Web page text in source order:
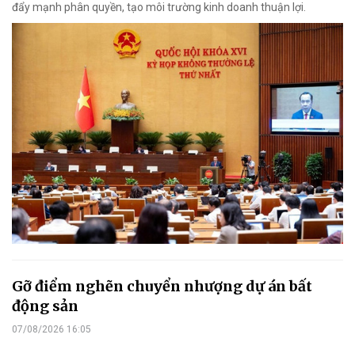
đẩy mạnh phân quyền, tạo môi trường kinh doanh thuận lợi.
Gỡ điểm nghẽn chuyển nhượng dự án bất
động sản
07/08/2026 16:05